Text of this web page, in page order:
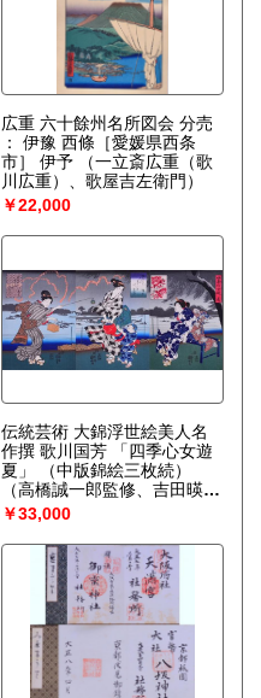
広重 六十餘州名所図会 分売
： 伊豫 西條［愛媛県西条
市］ 伊予
（一立斎広重（歌
川広重）、歌屋吉左衛門）
￥22,000
伝統芸術 大錦浮世絵美人名
作撰 歌川国芳 「四季心女遊
夏」 （中版錦絵三枚続）
（高橋誠一郎監修、吉田暎二
解説）
￥33,000